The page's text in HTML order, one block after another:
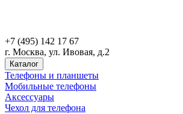
+7 (495) 142 17 67
г. Москва, ул. Ивовая, д.2
Каталог
Телефоны и планшеты
Мобильные телефоны
Аксессуары
Чехол для телефона